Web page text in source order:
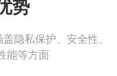
势
隐私保护、安全性、
能等方面